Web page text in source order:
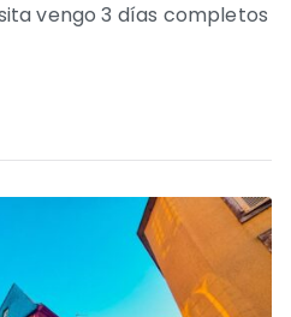
vengo 3 días completos